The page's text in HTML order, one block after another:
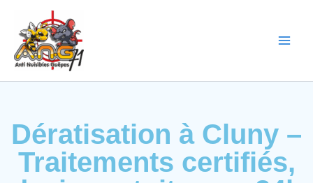
contenu
Dératisation à Cluny –
Traitements certifiés,